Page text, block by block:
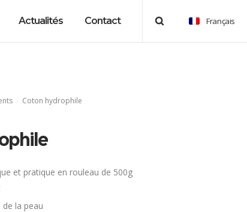
Français
Actualités Contact
Coton hydrophile
et pratique en rouleau de 500g
la peau